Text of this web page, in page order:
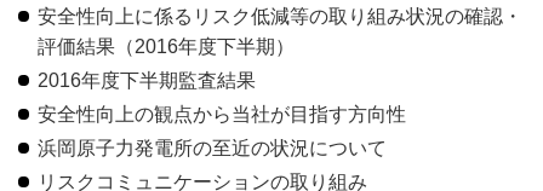
安全性向上に係るリスク低減等の取り組み状況の確認・
評価結果（2016年度下半期）
2016年度下半期監査結果
安全性向上の観点から当社が目指す方向性
浜岡原子力発電所の至近の状況について
リスクコミュニケーションの取り組み